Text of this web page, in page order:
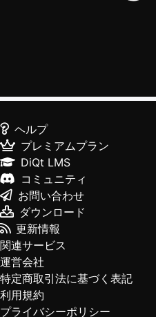
ヘルプ
プレミアムプラン
DiQt LMS
コミュニティ
お問い合わせ
ダウンロード
更新情報
関連サービス
運営会社
特定商取引法に基づく表記
利用規約
プライバシーポリシー